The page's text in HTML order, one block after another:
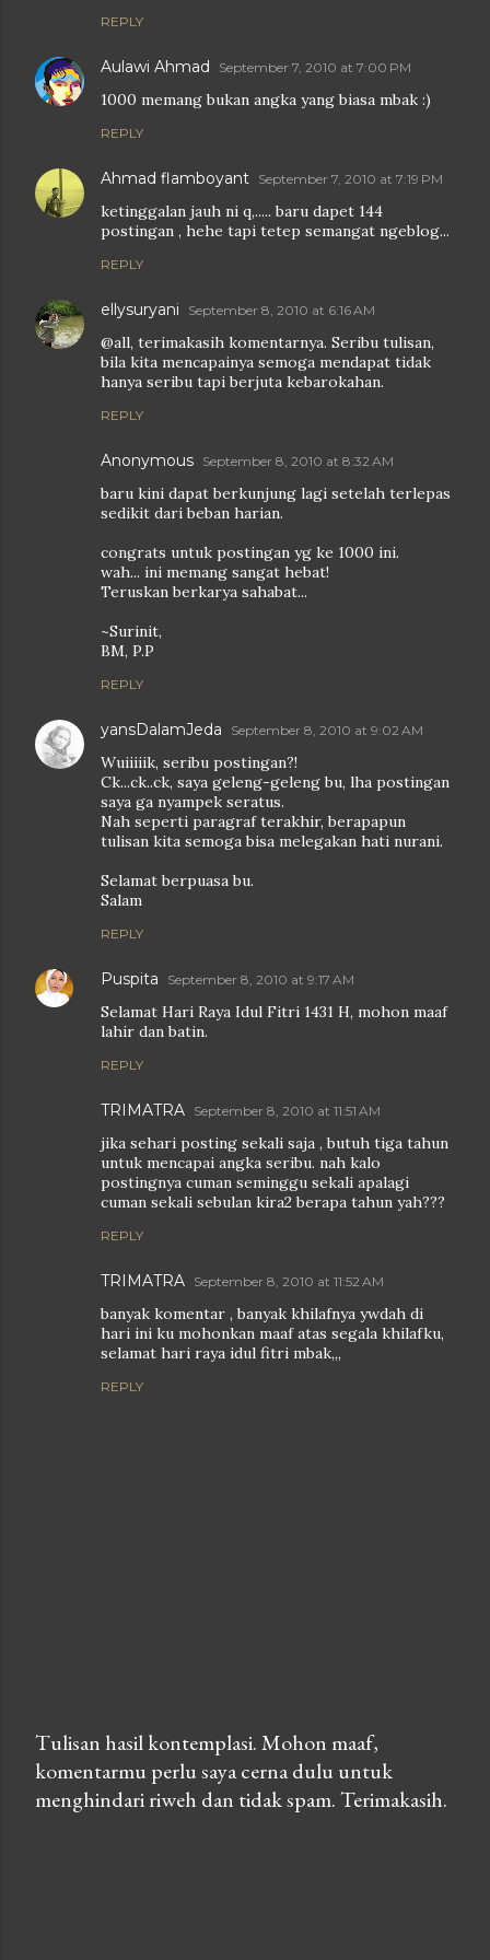
REPLY
Aulawi Ahmad September 7, 2010 at 7:00 PM
1000 memang bukan angka yang biasa mbak :)
REPLY
Ahmad flamboyant September 7, 2010 at 7:19 PM
ketinggalan jauh ni q,..... baru dapet 144
postingan , hehe tapi tetep semangat ngeblog...
REPLY
ellysuryani September 8, 2010 at 6:16 AM
@all, terimakasih komentarnya. Seribu tulisan,
bila kita mencapainya semoga mendapat tidak
hanya seribu tapi berjuta kebarokahan.
REPLY
Anonymous September 8, 2010 at 8:32 AM
baru kini dapat berkunjung lagi setelah terlepas
sedikit dari beban harian.
congrats untuk postingan yg ke 1000 ini.
wah... ini memang sangat hebat!
Teruskan berkarya sahabat...
~Surinit,
BM, P.P
REPLY
yansDalamJeda September 8, 2010 at 9:02 AM
Wuiiiiik, seribu postingan?!
Ck...ck..ck, saya geleng-geleng bu, lha postingan
saya ga nyampek seratus.
Nah seperti paragraf terakhir, berapapun
tulisan kita semoga bisa melegakan hati nurani.
Selamat berpuasa bu.
Salam
REPLY
Puspita September 8, 2010 at 9:17 AM
Selamat Hari Raya Idul Fitri 1431 H, mohon maaf
lahir dan batin.
REPLY
TRIMATRA September 8, 2010 at 11:51 AM
jika sehari posting sekali saja , butuh tiga tahun
untuk mencapai angka seribu. nah kalo
postingnya cuman seminggu sekali apalagi
cuman sekali sebulan kira2 berapa tahun yah???
REPLY
TRIMATRA September 8, 2010 at 11:52 AM
banyak komentar , banyak khilafnya ywdah di
hari ini ku mohonkan maaf atas segala khilafku,
selamat hari raya idul fitri mbak,,,
REPLY
P
o
Tulisan hasil kontemplasi. Mohon maaf,
komentarmu perlu saya cerna dulu untuk
menghindari riweh dan tidak spam. Terimakasih.